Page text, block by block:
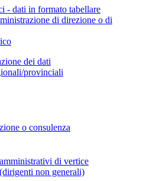
- dati in formato tabellare
di direzione o di
dei dati
provinciali
o consulenza
di vertice
non generali)